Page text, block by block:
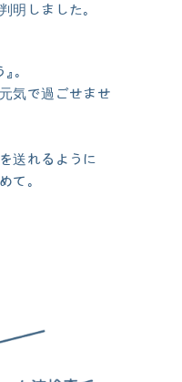
明しました。
。
気で過ごせませ
送れるように
て。